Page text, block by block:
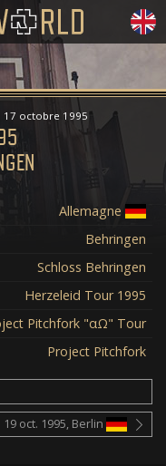
17 octobre 1995
Allemagne
Behringen
Schloss Behringen
Herzeleid Tour 1995
Pitchfork "αΩ" Tour
Project Pitchfork
19 oct. 1995, Berlin